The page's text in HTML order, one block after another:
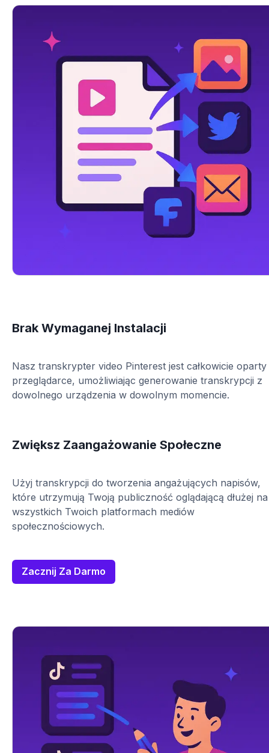
Brak Wymaganej Instalacji
Nasz transkrypter video Pinterest jest całkowicie oparty
przeglądarce, umożliwiając generowanie transkrypcji z
dowolnego urządzenia w dowolnym momencie.
Zwiększ Zaangażowanie Społeczne
Użyj transkrypcji do tworzenia angażujących napisów,
które utrzymują Twoją publiczność oglądającą dłużej na
wszystkich Twoich platformach mediów
społecznościowych.
Zacznij Za Darmo